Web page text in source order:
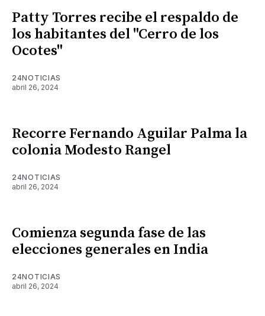
Patty Torres recibe el respaldo de
los habitantes del "Cerro de los
Ocotes"
24NOTICIAS
abril 26, 2024
Recorre Fernando Aguilar Palma la
colonia Modesto Rangel
24NOTICIAS
abril 26, 2024
Comienza segunda fase de las
elecciones generales en India
24NOTICIAS
abril 26, 2024